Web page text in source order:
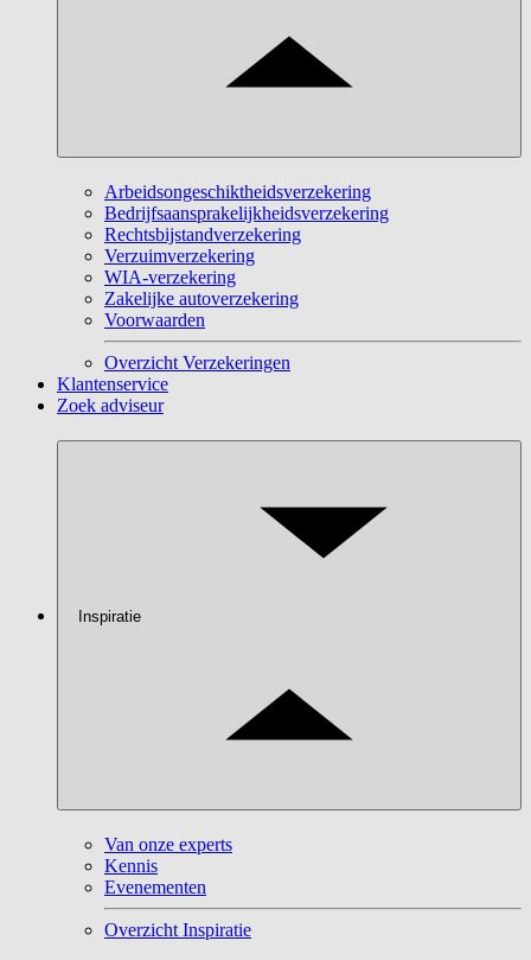
Arbeidsongeschiktheidsverzekering
Bedrijfsaansprakelijkheidsverzekering
Rechtsbijstandverzekering
Verzuimverzekering
WIA-verzekering
Zakelijke autoverzekering
Voorwaarden
Overzicht Verzekeringen
Klantenservice
Zoek adviseur
Inspiratie
Van onze experts
Kennis
Evenementen
Overzicht Inspiratie